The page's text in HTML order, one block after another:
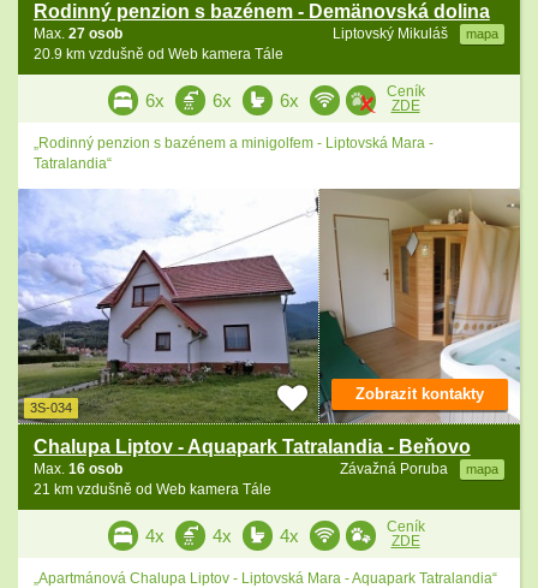
Rodinný penzion s bazénem - Demänovská dolina
Liptovský Mikuláš mapa
Max. 27 osob
20.9 km vzdušně od Web kamera Tále
6x 6x 6x
Ceník
ZDE
„Rodinný penzion s bazénem a minigolfem - Liptovská Mara -
Tatralandia“
3S-034
Chalupa Liptov - Aquapark Tatralandia - Beňovo
Závažná Poruba mapa
Max. 16 osob
21 km vzdušně od Web kamera Tále
Zobrazit kontakty
4x 4x 4x
Ceník
ZDE
„Apartmánová Chalupa Liptov - Liptovská Mara - Aquapark Tatralandia“